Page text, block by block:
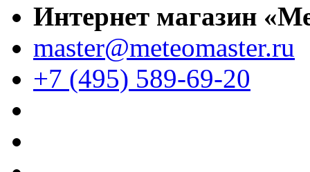
Интернет магазин
master@meteomaster.ru
+7 (495) 589-69-20